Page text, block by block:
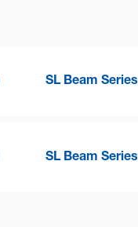
SL Beam Series
SL Beam Series